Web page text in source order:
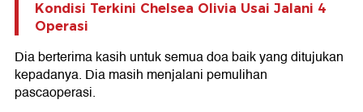
Kondisi Terkini Chelsea Olivia Usai Jalani 4
Operasi
Dia berterima kasih untuk semua doa baik yang ditujukan
kepadanya. Dia masih menjalani pemulihan
pascaoperasi.